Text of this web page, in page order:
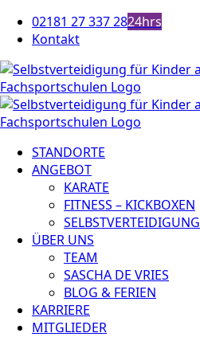
Zum
Inhalt
02181 27 337 2824hrs
Kontakt
STANDORTE
ANGEBOT
KARATE
FITNESS – KICKBOXEN
ÜBER UNS
TEAM
SASCHA DE VRIES
BLOG & FERIEN
KARRIERE
MITGLIEDER